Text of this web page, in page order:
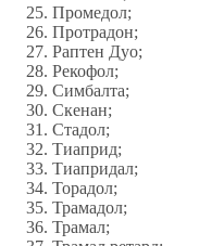
Промедол;
Протрадон;
Раптен Дуо;
Рекофол;
Симбалта;
Скенан;
Стадол;
Тиаприд;
Тиапридал;
Торадол;
Трамадол;
Трамал;